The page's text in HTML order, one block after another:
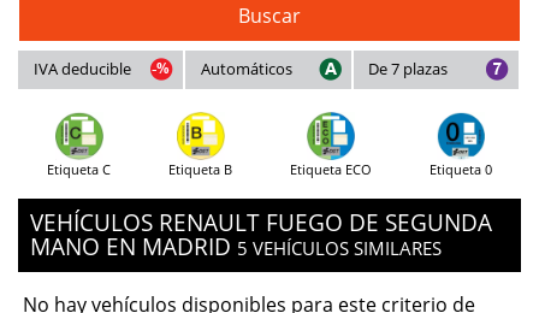
Buscar
IVA deducible Automáticos De 7 plazas
Etiqueta C Etiqueta B Etiqueta ECO Etiqueta 0
VEHÍCULOS RENAULT FUEGO DE SEGUNDA
MANO EN MADRID 5 VEHÍCULOS SIMILARES
No hay vehículos disponibles para este criterio de